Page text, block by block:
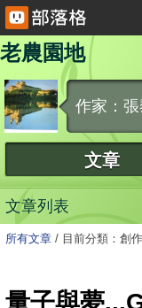
老農園地
作家：
文章
文章列表
所有文章 / 目前分類：創
量子與夢